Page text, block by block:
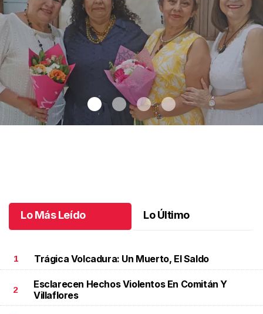
Lo Más Leído Lo Último
1 Trágica Volcadura: Un Muerto, El Saldo
2
Esclarecen Hechos Violentos En Comitán Y
Villaflores